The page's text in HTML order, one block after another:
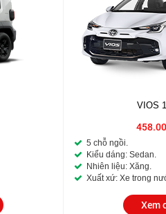
VIOS
5 chỗ ngồi.
Kiểu dáng: Sedan.
Nhiên liệu: Xăng.
Xuất xứ: Xe trong
Xem